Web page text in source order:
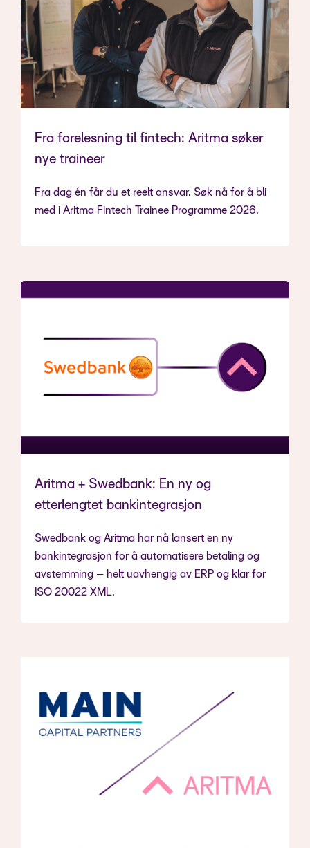
Fra forelesning til fintech: Aritma søker
nye traineer
Fra dag én får du et reelt ansvar. Søk nå for å bli
med i Aritma Fintech Trainee Programme 2026.
Aritma + Swedbank: En ny og
etterlengtet bankintegrasjon
Swedbank og Aritma har nå lansert en ny
bankintegrasjon for å automatisere betaling og
avstemming – helt uavhengig av ERP og klar for
ISO 20022 XML.